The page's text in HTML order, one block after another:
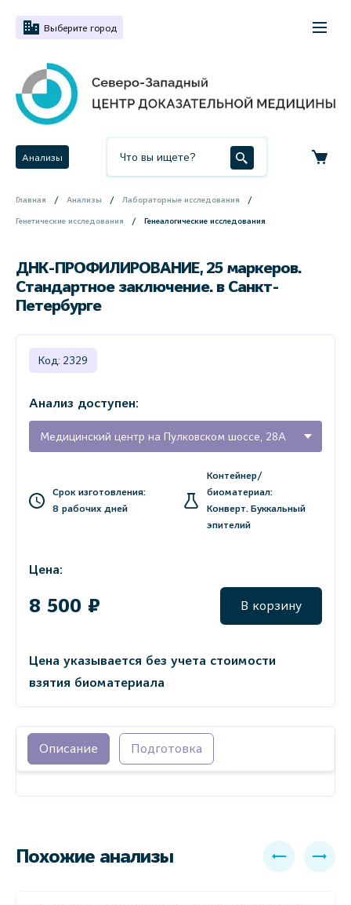
Выберите город
Анализы
Главная Анализы Лабораторные исследования
Генетические исследования Генеалогические исследования
ДНК-ПРОФИЛИРОВАНИЕ, 25 маркеров.
Стандартное заключение. в Санкт-
Петербурге
Код: 2329
Анализ доступен:
Медицинский центр на Пулковском шоссе, 28А
Срок изготовления:
8 рабочих дней
Контейнер/
биоматериал:
Конверт. Буккальный
эпителий
Цена:
8 500 ₽ В корзину
Цена указывается без учета стоимости
взятия биоматериала
Описание Подготовка
Похожие анализы